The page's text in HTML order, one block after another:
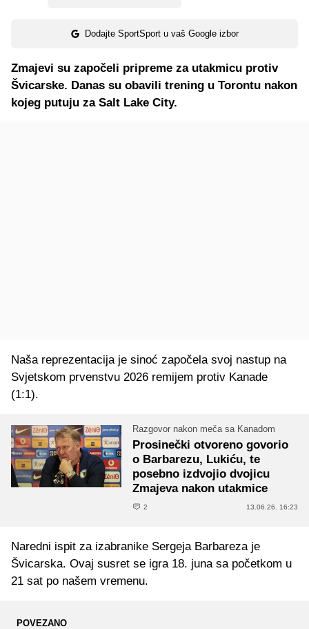
Dodajte SportSport u vaš Google izbor
Zmajevi su započeli pripreme za utakmicu protiv
Švicarske. Danas su obavili trening u Torontu nakon
kojeg putuju za Salt Lake City.
Naša reprezentacija je sinoć započela svoj nastup na
Svjetskom prvenstvu 2026 remijem protiv Kanade
(1:1).
Razgovor nakon meča sa Kanadom
Prosinečki otvoreno govorio
o Barbarezu, Lukiću, te
posebno izdvojio dvojicu
Zmajeva nakon utakmice
2 13.06.26. 16:23
Naredni ispit za izabranike Sergeja Barbareza je
Švicarska. Ovaj susret se igra 18. juna sa početkom u
21 sat po našem vremenu.
POVEZANO